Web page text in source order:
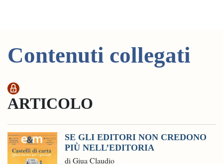
Contenuti collegati
ARTICOLO
SE GLI EDITORI NON CREDONO
PIÙ NELL’EDITORIA
di Giua Claudio